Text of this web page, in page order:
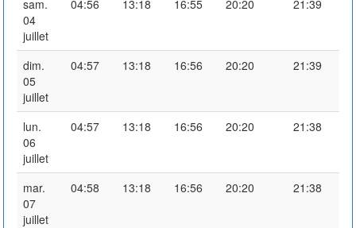
sam.
04
juillet
04:56 13:18 16:55 20:20 21:39
dim.
05
juillet
04:57 13:18 16:56 20:20 21:39
lun.
06
juillet
04:57 13:18 16:56 20:20 21:38
mar.
07
juillet
04:58 13:18 16:56 20:20 21:38